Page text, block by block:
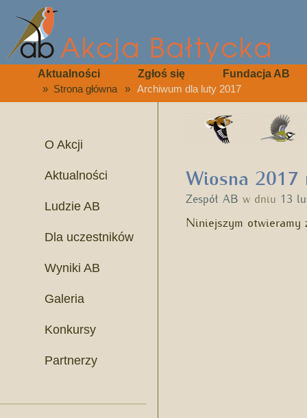
Aktualności Zgłoś się Fundacja AB
» Strona główna » Archiwum dla luty 2017
O Akcji
Aktualności
Ludzie AB
Dla uczestników
Wyniki AB
Galeria
Konkursy
Partnerzy
Wiosna 2017
Zespół AB w dniu 13
Niniejszym